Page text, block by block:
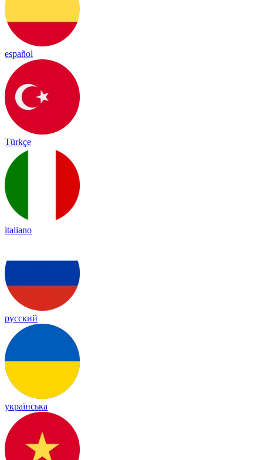
español
Türkçe
italiano
русский
українська